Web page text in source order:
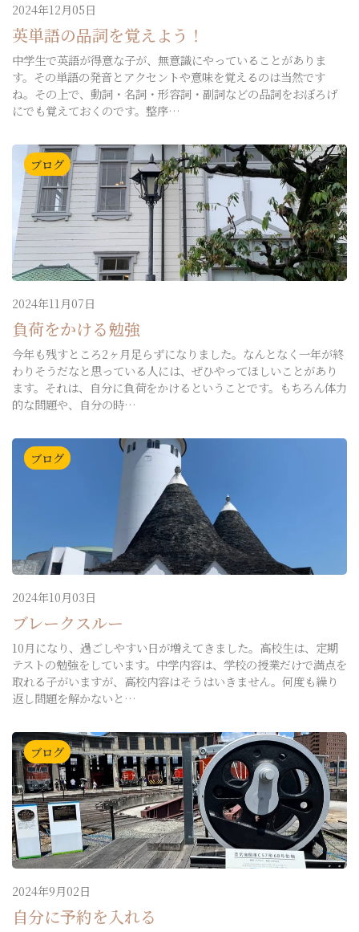
2024年12月05日
英単語の品詞を覚えよう！
中学生で英語が得意な子が、無意識にやっていることがありま
す。その単語の発音とアクセントや意味を覚えるのは当然です
ね。その上で、動詞・名詞・形容詞・副詞などの品詞をおぼろげ
にでも覚えておくのです。整序…
ブログ
2024年11月07日
負荷をかける勉強
今年も残すところ2ヶ月足らずになりました。なんとなく一年が終
わりそうだなと思っている人には、ぜひやってほしいことがあり
ます。それは、自分に負荷をかけるということです。もちろん体力
的な問題や、自分の時…
ブログ
2024年10月03日
ブレークスルー
10月になり、過ごしやすい日が増えてきました。高校生は、定期
テストの勉強をしています。中学内容は、学校の授業だけで満点を
取れる子がいますが、高校内容はそうはいきません。何度も繰り
返し問題を解かないと…
ブログ
2024年9月02日
自分に予約を入れる